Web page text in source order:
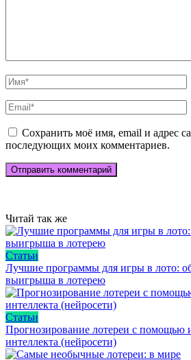
Сохранить моё имя, email и адрес
последующих моих комментариев.
Читай так же
Статьи
Лучшие программы для игры в лото:
выигрыша в лотерею
Статьи
Прогнозирование лотереи с помощью
интеллекта (нейросети)